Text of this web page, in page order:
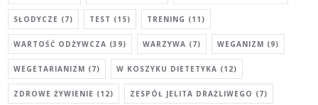
SŁODYCZE (7) TEST (15) TRENING (11)
WARTOŚĆ ODŻYWCZA (39) WARZYWA (7) WEGANIZM (9)
WEGETARIANIZM (7) W KOSZYKU DIETETYKA (12)
ZDROWE ŻYWIENIE (12) ZESPÓŁ JELITA DRAŻLIWEGO (7)